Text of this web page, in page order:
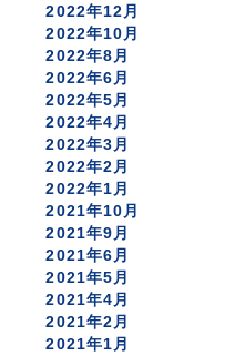
2022年12月
2022年10月
2022年8月
2022年6月
2022年5月
2022年4月
2022年3月
2022年2月
2022年1月
2021年10月
2021年9月
2021年6月
2021年5月
2021年4月
2021年2月
2021年1月